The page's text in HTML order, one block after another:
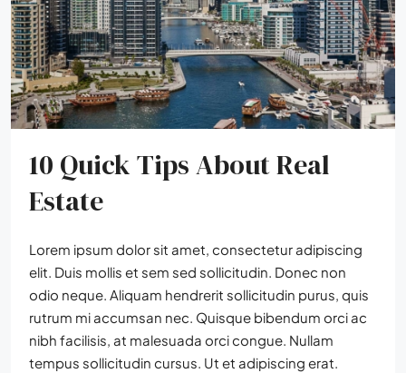
10 Quick Tips About Real
Estate
Lorem ipsum dolor sit amet, consectetur adipiscing
elit. Duis mollis et sem sed sollicitudin. Donec non
odio neque. Aliquam hendrerit sollicitudin purus, quis
rutrum mi accumsan nec. Quisque bibendum orci ac
nibh facilisis, at malesuada orci congue. Nullam
tempus sollicitudin cursus. Ut et adipiscing erat.